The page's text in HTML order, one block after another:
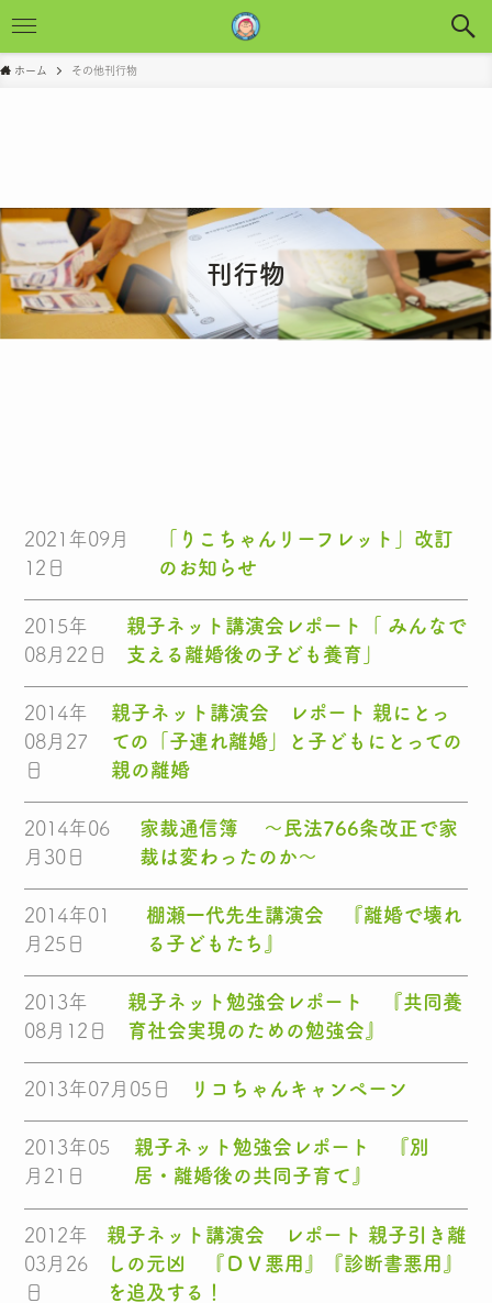
ホーム その他刊行物
刊行物
「りこちゃんリーフレット」改訂
のお知らせ
2021年09月
12日
親子ネット講演会レポート「 みんなで
支える離婚後の子ども養育」
2015年
08月22日
親子ネット講演会 レポート 親にとっ
ての「子連れ離婚」と子どもにとっての
親の離婚
2014年
08月27
日
家裁通信簿 ～民法766条改正で家
裁は変わったのか～
2014年06
月30日
棚瀬一代先生講演会 『離婚で壊れ
る子どもたち』
2014年01
月25日
親子ネット勉強会レポート 『共同養
育社会実現のための勉強会』
2013年
08月12日
リコちゃんキャンペーン
2013年07月05日
親子ネット勉強会レポート 『別
居・離婚後の共同子育て』
2013年05
月21日
親子ネット講演会 レポート 親子引き離
しの元凶 『ＤＶ悪用』『診断書悪用』
を追及する！
2012年
03月26
日